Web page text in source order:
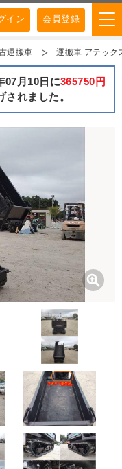
イン 会員登録
運搬車 運搬車 アテッ
07月10日に365750円
されました。